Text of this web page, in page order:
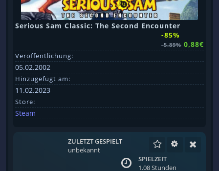
Serious Sam Classic: The Second Encounter
-85%
-5.89% 0,88€
Veröffentlichung:
05.02.2002
Hinzugefügt am:
11.02.2023
Store:
Steam
ZULETZT GESPIELT
unbekannt
SPIELZEIT
1.08 Stunden